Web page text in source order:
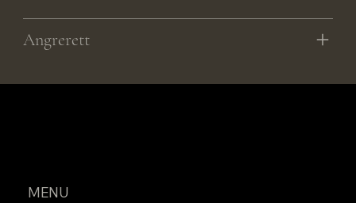
Angrerett
MENU